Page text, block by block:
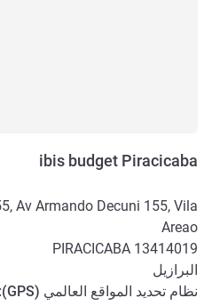
ibis budget Piracicaba
Av Armando Decuni 155, Vila
Areao
13414019
PIRACICABA
البرازيل
نظام تحديد المواقع العالمي (GPS
):